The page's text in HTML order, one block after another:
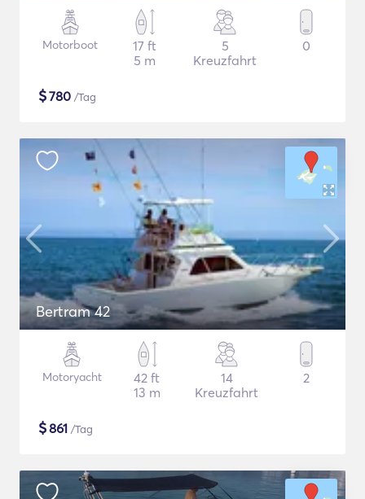
Motorboot
17 ft
5 m
5
Kreuzfahrt
0
$780 /Tag
Bertram 42
Motoryacht
42 ft
13 m
14
Kreuzfahrt
2
$861 /Tag